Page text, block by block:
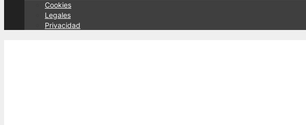
Cookies
Legales
Privacidad